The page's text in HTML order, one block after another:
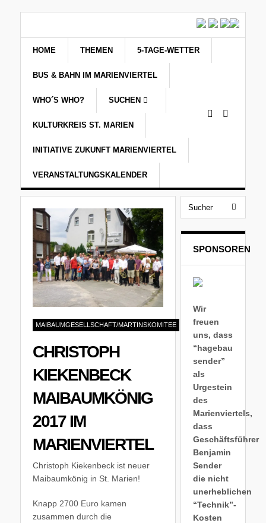
HOME THEMEN 5-TAGE-WETTER
BUS & BAHN IM MARIENVIERTEL
WHO´S WHO? SUCHEN
KULTURKREIS ST. MARIEN
INITIATIVE ZUKUNFT MARIENVIERTEL
VERANSTALTUNGSKALENDER
MAIBAUMGESELLSCHAFT/MARTINSKOMITEE
CHRISTOPH
KIEKENBECK
MAIBAUMKÖNIG
2017 IM
MARIENVIERTEL
Christoph Kiekenbeck ist neuer
Maibaumkönig in St. Marien!
Knapp 2700 Euro kamen
zusammen durch die
SPONSOREN
Wir
freuen
uns, dass
“hagebau
sender”
als
Urgestein
des
Marienviertels,
dass
Geschäftsführer
Benjamin
Sender
die nicht
unerheblichen
“Technik”-
Kosten